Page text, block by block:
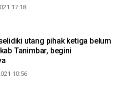
17:18
utang pihak ketiga belum
Tanimbar, begini
10:56